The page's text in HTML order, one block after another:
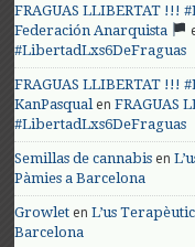
FRAGUAS LLIBERTAT !!!
Federación Anarquista
#LibertadLxs6DeFraguas
FRAGUAS LLIBERTAT !!!
KanPasqualenFRAGUAS
#LibertadLxs6DeFraguas
Semillas de cannabis en
Pàmies a Barcelona
Growlet enL’us
Barcelona